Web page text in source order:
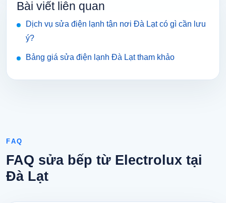
Bài viết liên quan
Dịch vụ sửa điện lạnh tận nơi Đà Lạt có gì cần lưu
ý?
Bảng giá sửa điện lạnh Đà Lạt tham khảo
FAQ
FAQ sửa bếp từ Electrolux tại
Đà Lạt